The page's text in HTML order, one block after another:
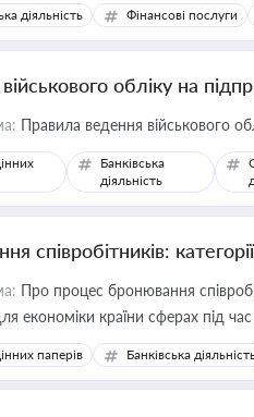
діяльність Фінансові послуги
обліку на
Правила ведення військового
Банківська
діяльність
співробітників:
Про процес бронювання
економіки країни сферах під час
паперів Банківська